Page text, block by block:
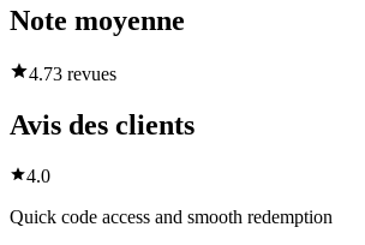
Note moyenne
4.73 revues
Avis des clients
4.0
Quick code access and smooth redemption